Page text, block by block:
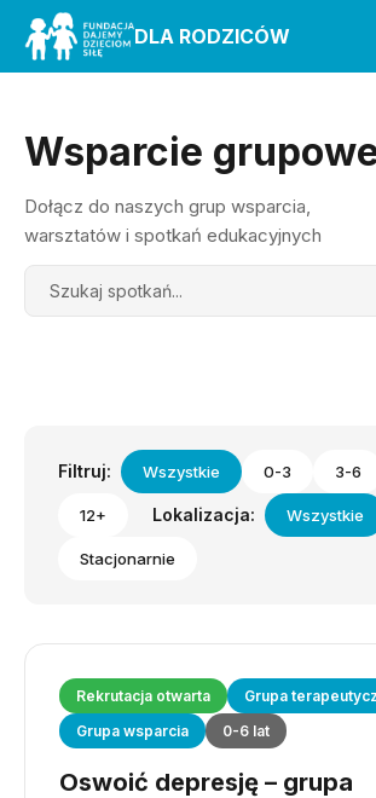
DLA RODZICÓW
Wsparcie
Dołącz do naszych grup wsparcia,
warsztatów i spotkań edukacyjnych
Search
Filtruj: Wszystkie 0-3 3-6
12+ Lokalizacja: Wszystkie
Stacjonarnie
Rekrutacja otwarta
Grupa
Grupa wsparcia
0-6 lat
Oswoić depresję – grupa